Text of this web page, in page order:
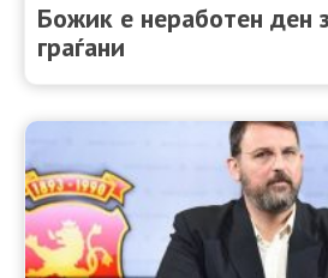
Божик е неработен ден
граѓани